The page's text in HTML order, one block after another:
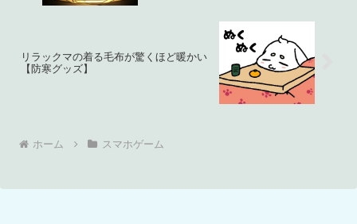
リラックマの着る毛布が驚くほど暖かい
【防寒グッズ】
ホーム スマホゲーム